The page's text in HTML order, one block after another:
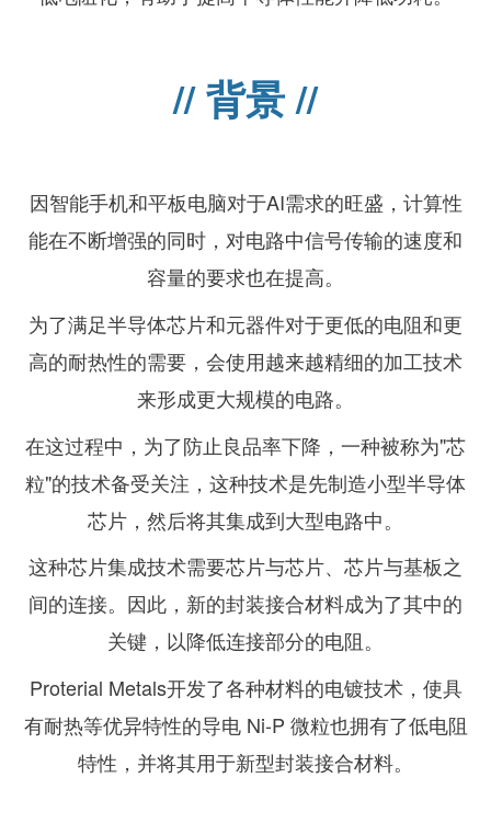
// 背景 //
因智能手机和平板电脑对于AI需求的旺盛，计算性
能在不断增强的同时，对电路中信号传输的速度和
容量的要求也在提高。
为了满足半导体芯片和元器件对于更低的电阻和更
高的耐热性的需要，会使用越来越精细的加工技术
来形成更大规模的电路。
在这过程中，为了防止良品率下降，一种被称为"芯
粒"的技术备受关注，这种技术是先制造小型半导体
芯片，然后将其集成到大型电路中。
这种芯片集成技术需要芯片与芯片、芯片与基板之
间的连接。因此，新的封装接合材料成为了其中的
关键，以降低连接部分的电阻。
Proterial Metals开发了各种材料的电镀技术，使具
有耐热等优异特性的导电 Ni-P 微粒也拥有了低电阻
特性，并将其用于新型封装接合材料。